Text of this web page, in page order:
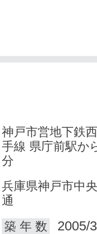
神戸市営地下鉄
手線 県庁前駅か
分
兵庫県神戸市中
通
築 年 数
2005/